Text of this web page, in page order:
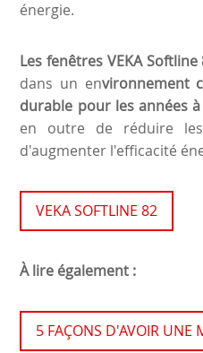
énergie.
Les fenêtres VEKA Softline
dans un environnement
durable pour les années
en outre de réduire
d'augmenter l'efficacité
VEKA SOFTLINE 82
À lire également :
5 FAÇONS D'AVOIR UNE